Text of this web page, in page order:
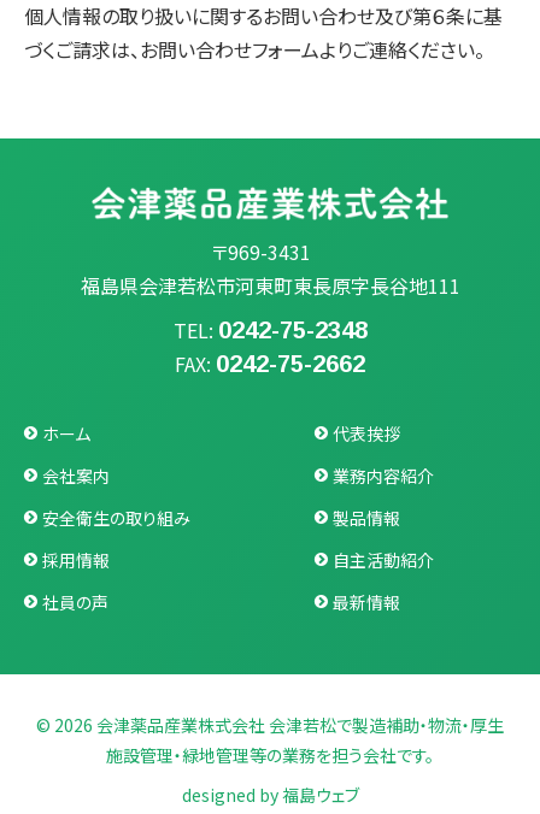
個人情報の取り扱いに関するお問い合わせ及び第６条に基
づくご請求は、お問い合わせフォームよりご連絡ください。
〒969-3431
福島県会津若松市河東町東長原字長谷地111
TEL: 0242-75-2348
FAX: 0242-75-2662
ホーム
代表挨拶
会社案内
業務内容紹介
安全衛生の取り組み
製品情報
採用情報
自主活動紹介
社員の声
最新情報
© 2026 会津薬品産業株式会社 会津若松で製造補助・物流・厚生
施設管理・緑地管理等の業務を担う会社です。
designed by福島ウェブ